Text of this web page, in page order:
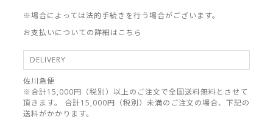
※場合によっては法的手続きを行う場合がございます。
お支払いについての詳細はこちら
DELIVERY
佐川急便
※合計15,000円（税別）以上のご注文で全国送料無料とさせて
頂きます。 合計15,000円（税別）未満のご注文の場合、下記の
送料がかかります。